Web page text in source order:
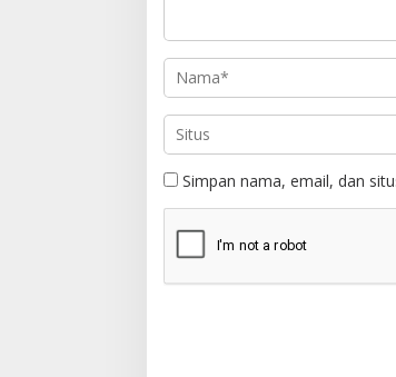
Simpan nama, email, dan